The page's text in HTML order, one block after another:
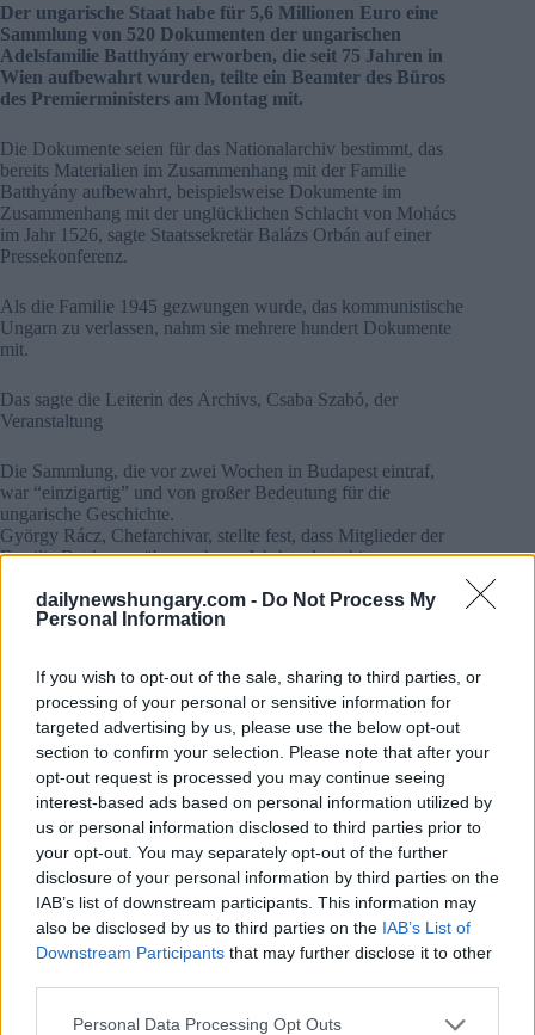
dailynewshungary.com - Do Not Process My
Personal Information
If you wish to opt-out of the sale, sharing to third parties, or
processing of your personal or sensitive information for
targeted advertising by us, please use the below opt-out
section to confirm your selection. Please note that after your
opt-out request is processed you may continue seeing
interest-based ads based on personal information utilized by
us or personal information disclosed to third parties prior to
your opt-out. You may separately opt-out of the further
disclosure of your personal information by third parties on the
IAB’s list of downstream participants. This information may
also be disclosed by us to third parties on the IAB’s List of
Downstream Participants that may further disclose it to other
Please note that this website/app uses one or more Google
Personal Data Processing Opt Outs
Der ungarische Staat habe für 5,6 Millionen Euro eine
Sammlung von 520 Dokumenten der ungarischen
Adelsfamilie Batthyány erworben, die seit 75 Jahren in
Wien aufbewahrt wurden, teilte ein Beamter des Büros
des Premierministers am Montag mit.
Die Dokumente seien für das Nationalarchiv bestimmt, das
bereits Materialien im Zusammenhang mit der Familie
Batthyány aufbewahrt, beispielsweise Dokumente im
Zusammenhang mit der unglücklichen Schlacht von Mohács
im Jahr 1526, sagte Staatssekretär Balázs Orbán auf einer
Pressekonferenz.
Als die Familie 1945 gezwungen wurde, das kommunistische
Ungarn zu verlassen, nahm sie mehrere hundert Dokumente
mit.
Das sagte die Leiterin des Archivs, Csaba Szabó, der
Veranstaltung
Die Sammlung, die vor zwei Wochen in Budapest eintraf,
war “einzigartig” und von großer Bedeutung für die
ungarische Geschichte.
György Rácz, Chefarchivar, stellte fest, dass Mitglieder der
Familie Batthyany über mehrere Jahrhunderte hinweg
Die Dokumente werden digitalisiert und für
Austria geschichte
Kommunismus
ungarische geschichte #ungarische regierung # ungarn
Leave a Reply
Your email address will not be published. Required fields are marked*
Name*
Email*